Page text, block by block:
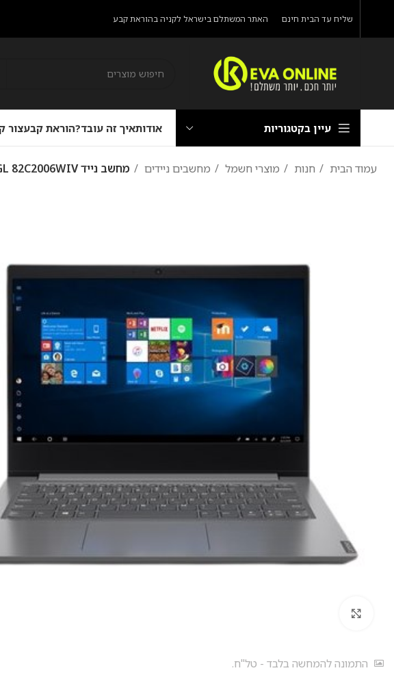
שליח עד הבית חינם האתר המשתלם בישראל לקניה בהוראת קבע
עיין בקטגוריות אודותאיך זה עובד?הוראת קבעצור
עמוד הבית חנות מוצרי חשמל מחשבים ניידים מחשב נייד Lenovo V14 IGL 82C2006WIV
התמונה להמחשה בלבד - טל"ח.